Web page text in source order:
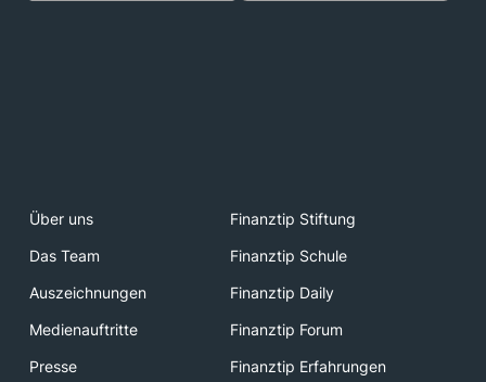
Über uns
Finanztip Stiftung
Das Team
Finanztip Schule
Auszeichnungen
Finanztip Daily
Medienauftritte
Finanztip Forum
Presse
Finanztip Erfahrungen